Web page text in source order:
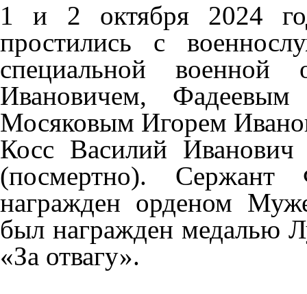
1 и 2 октября 2024
простились с
специальной
Ивановичем,
Мосяковым Игорем
Косс Василий
(посмертно). Сержант
награжден орденом
был награжден медалью
«За отвагу».